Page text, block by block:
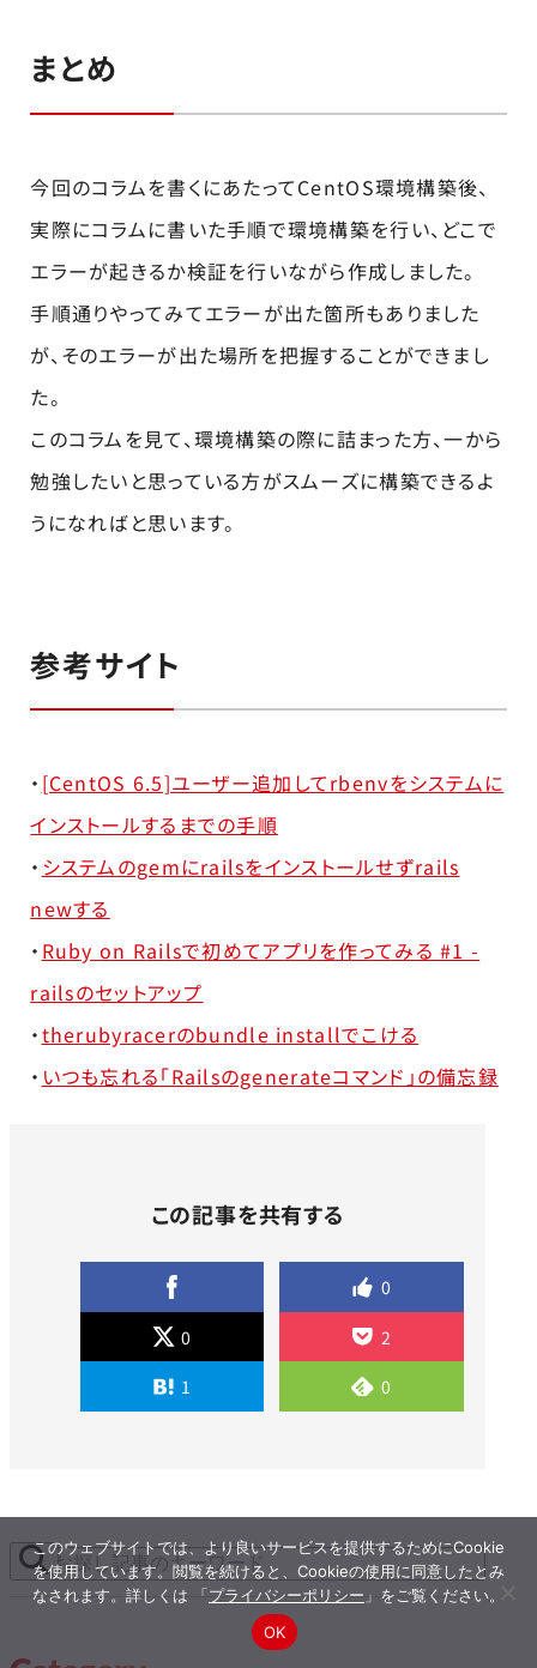
まとめ
今回のコラムを書くにあたってCentOS環境構築後、
実際にコラムに書いた手順で環境構築を行い、どこで
エラーが起きるか検証を行いながら作成しました。
手順通りやってみてエラーが出た箇所もありました
が、そのエラーが出た場所を把握することができまし
た。
このコラムを見て、環境構築の際に詰まった方、一から
勉強したいと思っている方がスムーズに構築できるよ
うになればと思います。
参考サイト
・ [CentOS 6.5]ユーザー追加してrbenvをシステムに
インストールするまでの手順
・ システムのgemにrailsをインストールせずrails
newする
・ Ruby on Railsで初めてアプリを作ってみる #1 -
railsのセットアップ
・therubyracerのbundle installでこける
・ いつも忘れる「Railsのgenerateコマンド」の備忘録
この記事を共有する
0
0 2
1 0
このウェブサイトでは、より良いサービスを提供するためにCookie
を使用しています。閲覧を続けると、Cookieの使用に同意したとみ
なされます。詳しくは 「プライバシーポリシー 」をご覧ください。
OK